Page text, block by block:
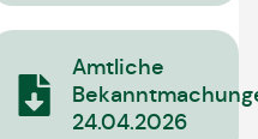
Amtliche
24.04.2026